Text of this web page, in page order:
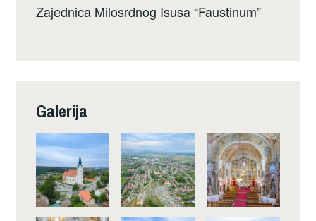
Zajednica Milosrdnog Isusa “Faustinum”
Galerija